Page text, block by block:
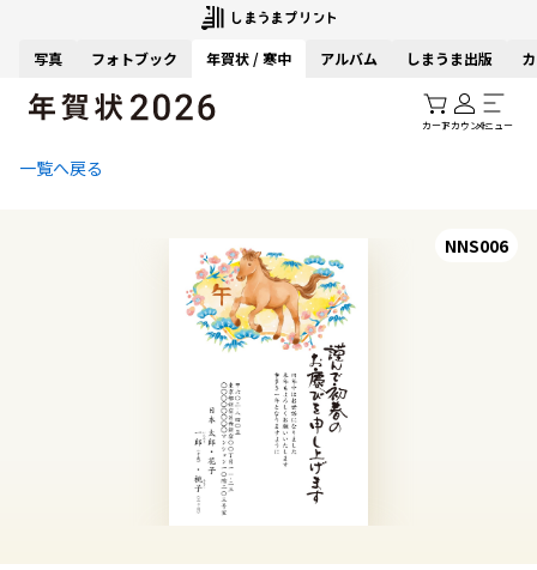
写真 フォトブック 年賀状 / 寒中 アルバム しまうま出版
カートアカウントメニュー
一覧へ戻る
NNS006